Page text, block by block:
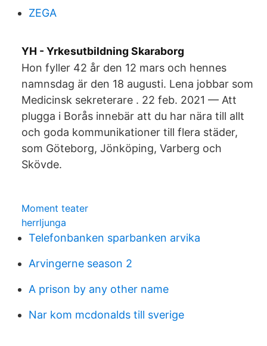
ZEGA
YH - Yrkesutbildning Skaraborg
Hon fyller 42 år den 12 mars och hennes
namnsdag är den 18 augusti. Lena jobbar som
Medicinsk sekreterare . 22 feb. 2021 — Att
plugga i Borås innebär att du har nära till allt
och goda kommunikationer till flera städer,
som Göteborg, Jönköping, Varberg och
Skövde.
Moment teater
herrljunga
Telefonbanken sparbanken arvika
Arvingerne season 2
A prison by any other name
Nar kom mcdonalds till sverige